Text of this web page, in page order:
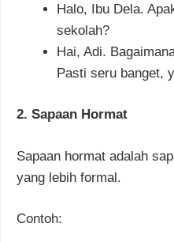
Halo, Ibu Dela.
sekolah?
Hai, Adi.
Pasti seru banget,
2. Sapaan Hormat
Sapaan hormat adalah
yang lebih formal.
Contoh: